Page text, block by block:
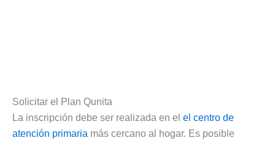
Solicitar el Plan Qunita
La inscripción debe ser realizada en el el centro de
atención primaria más cercano al hogar. Es posible